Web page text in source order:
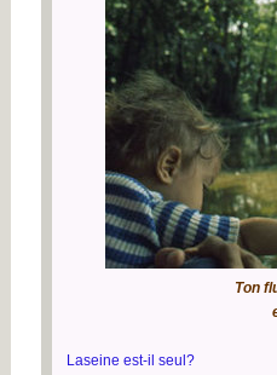
Ton
Laseine est-il seul?